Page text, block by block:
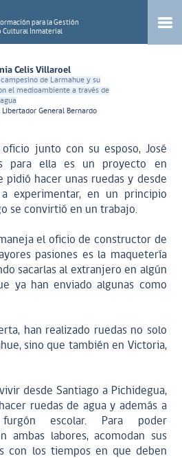
para la Gestión
Cultural Inmaterial
Celis Villaroel
de Larmahue y su
el medioambiente a través de
Libertador General Bernardo
junto con su esposo, José
para ella es un proyecto en
pidió hacer unas ruedas y desde
experimentar, en un principio
se convirtió en un trabajo.
el oficio de constructor de
pasiones es la maquetería
sacarlas al extranjero en algún
ya han enviado algunas como
han realizado ruedas no solo
sino que también en Victoria,
desde Santiago a Pichidegua,
ruedas de agua y además a
escolar. Para poder
ambas labores, acomodan sus
con los tiempos en que deben